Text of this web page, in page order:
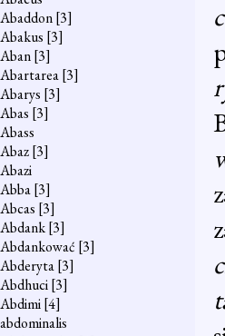
Abaddon[3]
Abakus [3]
Aban[3]
Abartarea[3]
Abarys [3]
Abas [3]
Abass
Abaz[3]
Abazi
Abba[3]
Abcas [3]
Abdank[3]
Abdankować [3]
Abderyta[3]
Abdhuci[3]
Abdimi[4]
abdominalis